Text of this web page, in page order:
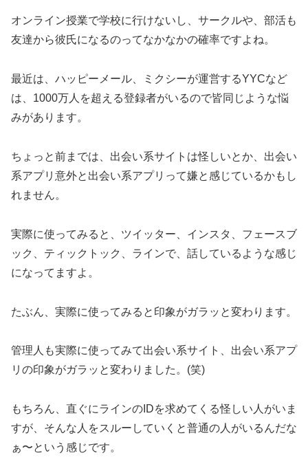
オンライン授業で学校に行けないし、サークルや、部活も
友達から彼氏になるのってなかなかの確率ですよね。
最近は、ハッピーメール、ミクシーが運営するYYCなど
は、1000万人を超える登録者がいるので皆同じような悩
みがあります。
ちょっと前までは、出会い系サイトは怪しいとか、出会い
系アプリ意外と出会い系アプリって嫌と感じているかもし
れません。
実際に使ってみると、ツイッター、インスタ、フェースブ
ック、ティックトック、ラインで、話しているような感じ
になってますよ。
たぶん、実際に使ってみると印象がガラッと変わります。
管理人も実際に使ってみて出会い系サイト、出会い系アプ
リの印象がガラッと変わりました。(笑)
もちろん、直ぐにラインのIDを求めてくる怪しい人がいま
すが、そんな人をスルーしていくと普通の人がいるんだな
ぁ〜という感じです。